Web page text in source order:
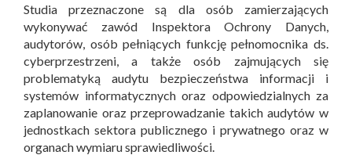
Studia przeznaczone są dla osób zamierzających
wykonywać zawód Inspektora Ochrony Danych,
audytorów, osób pełniących funkcję pełnomocnika ds.
cyberprzestrzeni, a także osób zajmujących się
problematyką audytu bezpieczeństwa informacji i
systemów informatycznych oraz odpowiedzialnych za
zaplanowanie oraz przeprowadzanie takich audytów w
jednostkach sektora publicznego i prywatnego oraz w
organach wymiaru sprawiedliwości.